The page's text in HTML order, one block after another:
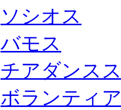
ソシオス
バモス
チアダンス
ボランティ